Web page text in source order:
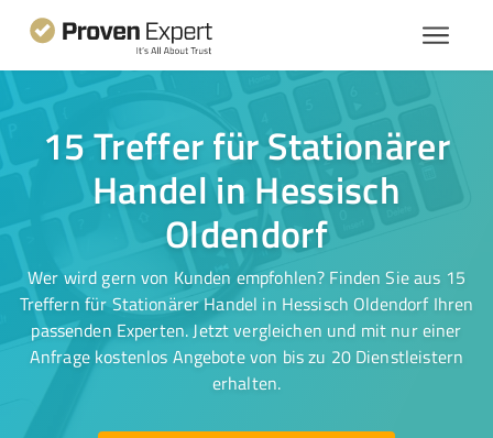
15 Treffer für Stationärer
Handel in Hessisch
Oldendorf
Wer wird gern von Kunden empfohlen? Finden Sie aus 15
Treffern für Stationärer Handel in Hessisch Oldendorf Ihren
passenden Experten. Jetzt vergleichen und mit nur einer
Anfrage kostenlos Angebote von bis zu 20 Dienstleistern
erhalten.